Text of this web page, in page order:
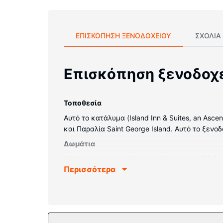
ΕΠΙΣΚΌΠΗΣΗ ΞΕΝΟΔΟΧΕΊΟΥ ΣΧΌΛΙΑ
Επισκόπηση
Τοποθεσία
Αυτό το κατάλυμα (Island Inn & Suites, an
και Παραλία Saint George Island. Αυτό το
Δωμάτια
μπαλκόνι. Mπορείτε να είστε πάντα online με
Περισσότερα